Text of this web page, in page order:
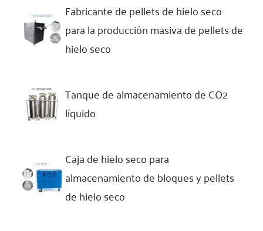
Fabricante de pellets de hielo seco
para la producción masiva de pellets de
hielo seco
Tanque de almacenamiento de CO2
líquido
Caja de hielo seco para
almacenamiento de bloques y pellets
de hielo seco